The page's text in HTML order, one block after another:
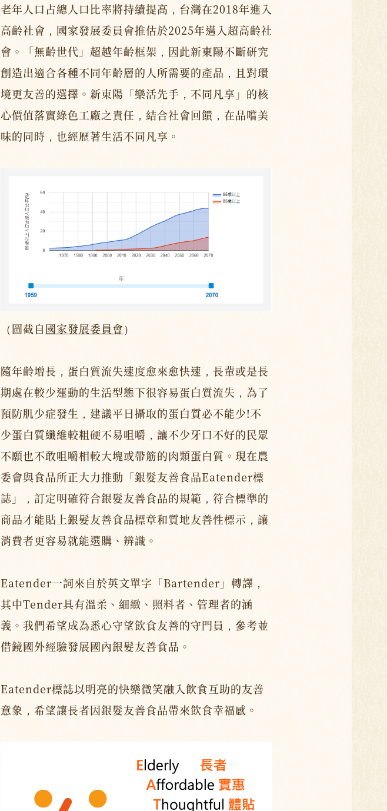
老年人口占總人口比率將持續提高，台灣在2018年進入
高齡社會，國家發展委員會推估於2025年邁入超高齡社
會。「無齡世代」超越年齡框架，因此新東陽不斷研究
創造出適合各種不同年齡層的人所需要的產品，且對環
境更友善的選擇。新東陽「樂活先手，不同凡享」的核
心價值落實綠色工廠之責任，結合社會回饋，在品嚐美
味的同時，也經歷著生活不同凡享。
（圖截自國家發展委員會）
隨年齡增長，蛋白質流失速度愈來愈快速，長輩或是長
期處在較少運動的生活型態下很容易蛋白質流失，為了
預防肌少症發生，建議平日攝取的蛋白質必不能少!不
少蛋白質纖維較粗硬不易咀嚼，讓不少牙口不好的民眾
不願也不敢咀嚼相較大塊或帶筋的肉類蛋白質。現在農
委會與食品所正大力推動「銀髮友善食品Eatender標
誌」，訂定明確符合銀髮友善食品的規範，符合標準的
商品才能貼上銀髮友善食品標章和質地友善性標示，讓
消費者更容易就能選購、辨識。
Eatender一詞來自於英文單字「Bartender」轉譯，
其中Tender具有溫柔、細緻、照料者、管理者的涵
義。我們希望成為悉心守望飲食友善的守門員，參考並
借鏡國外經驗發展國內銀髮友善食品。
Eatender標誌以明亮的快樂微笑融入飲食互助的友善
意象，希望讓長者因銀髮友善食品帶來飲食幸福感。